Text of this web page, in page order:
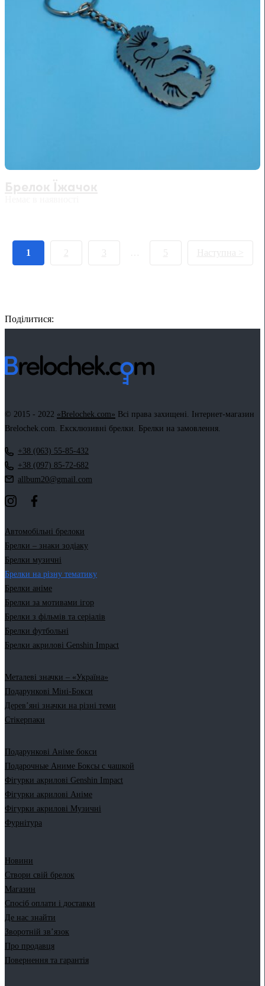
1
Поділитися:
FacebookTwitterEmail LinkedInCopy
© 2015 - 2022 «Brelochek.com» Всі права захищені. Інтернет-магазин
Brelochek.com. Ексклюзивні брелки. Брелки на замовлення.
+38 (063) 55-85-432
+38 (097) 85-72-682
allbum20@gmail.com
Автомобільні брелоки
Брелки – знаки зодіаку
Брелки музичні
Брелки на різну тематику
Брелки аніме
Брелки за мотивами ігор
Брелки з фільмів та серіалів
Брелки футбольні
Брелки акрилові Genshin Impact
Металеві значки – «Україна»
Подарункові Міні-Бокси
Дерев’яні значки на різні теми
Стікерпаки
Подарункові Аніме бокси
Подарочные Аниме Боксы с чашкой
Фігурки акрилові Genshin Impact
Фігурки акрилові Аніме
Фігурки акрилові Музичні
Фурнітура
Новини
Створи свій брелок
Магазин
Спосіб оплати і доставки
Де нас знайти
Зворотній зв’язок
Про продавця
Повернення та гарантія